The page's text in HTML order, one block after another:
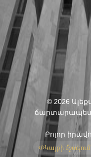
Դիտել բոլոր
© 2026
Բոլոր
Կայքի